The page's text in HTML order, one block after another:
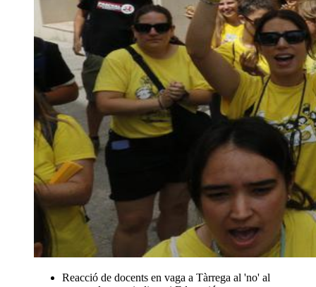
Reacció de docents en vaga a Tàrrega al 'no' al